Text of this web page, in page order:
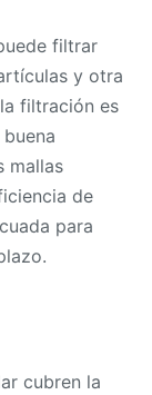
filtrar
y otra
filtración es
mallas
de
para
cubren la